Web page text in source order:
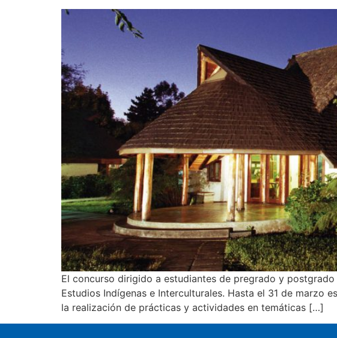
El concurso dirigido a estudiantes de pregrado y
Estudios Indígenas e Interculturales. Hasta el 31 de marzo
la realización de prácticas y actividades en temáticas […]